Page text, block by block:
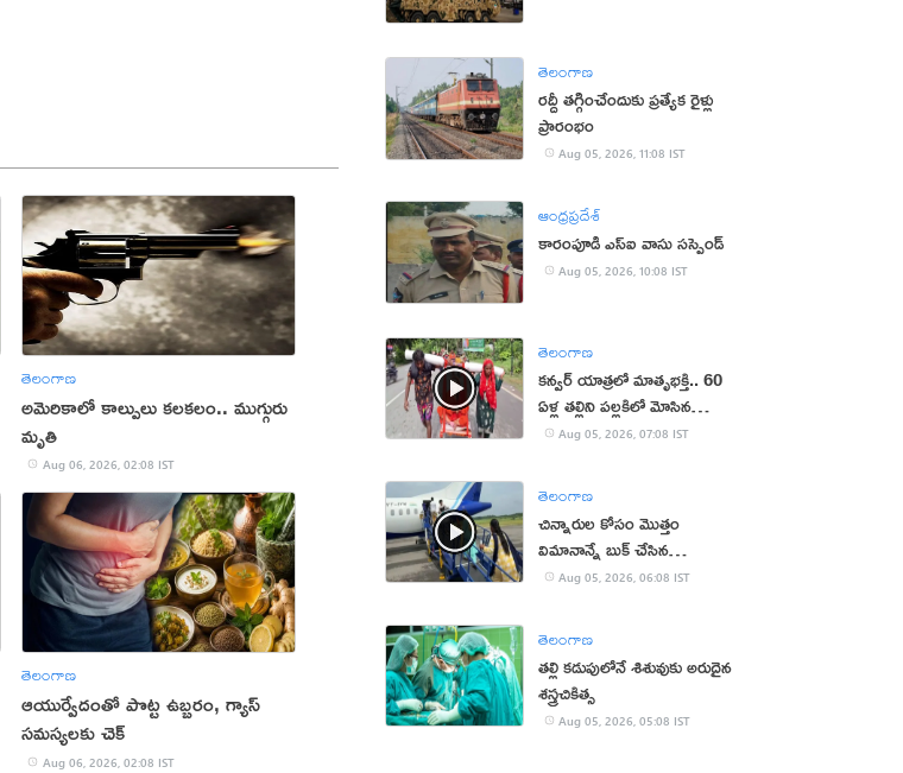
తెలంగాణ
అమెరికాలో కాల్పులు కలకలం.. ముగ్గురు
మృతి
Aug 06, 2026, 02:08 IST
తెలంగాణ
ఆయుర్వేదంతో పొట్ట ఉబ్బరం, గ్యాస్
సమస్యలకు చెక్
Aug 06, 2026, 02:08 IST
తెలంగాణ
రద్దీ తగ్గించేందుకు ప్రత్యేక రైళ్లు
ప్రారంభం
Aug 05, 2026, 11:08 IST
ఆంధ్రప్రదేశ్
కారంపూడి ఎస్ఐ వాసు స‌స్పెండ్‌
Aug 05, 2026, 10:08 IST
తెలంగాణ
కన్వర్ యాత్రలో మాతృభక్తి.. 60
ఏళ్ల తల్లిని పల్లకిలో మోసిన
కొడుకు, కోడలు!
Aug 05, 2026, 07:08 IST
తెలంగాణ
చిన్నారుల కోసం మొత్తం
విమానాన్నే బుక్ చేసిన
యూట్యూబర్
Aug 05, 2026, 06:08 IST
తెలంగాణ
తల్లి కడుపులోనే శిశువుకు అరుదైన
శస్త్రచికిత్స
Aug 05, 2026, 05:08 IST